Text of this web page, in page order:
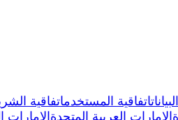
اتفاقية المستخدماتفاقية
الإمارات العربية المتحدةالإمارات